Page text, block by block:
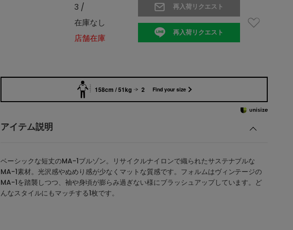
3 /
在庫なし
店舗在庫
再入荷リクエスト
再入荷リクエスト
158cm / 51kg 2 Find your size
アイテム説明
ベーシックな短丈のMA-1ブルゾン。リサイクルナイロンで織られたサステナブルな
MA-1素材。光沢感やぬめり感が少なくマットな質感です。フォルムはヴィンテージの
MA-1を踏襲しつつ、袖や身頃が膨らみ過ぎない様にブラッシュアップしています。ど
んなスタイルにもマッチする1枚です。